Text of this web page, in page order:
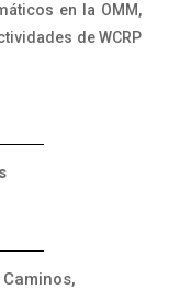
en la OMM,
de WCRP